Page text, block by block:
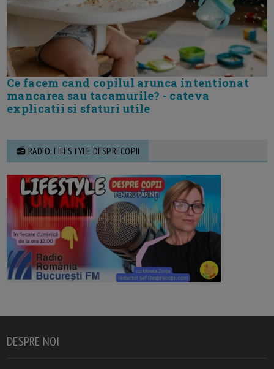
Ce facem cand copilul arunca intentionat
mancarea sau tacamurile? - cateva
explicatii si sfaturi utile
📻 RADIO: LIFESTYLE DESPRECOPII
DESPRE NOI